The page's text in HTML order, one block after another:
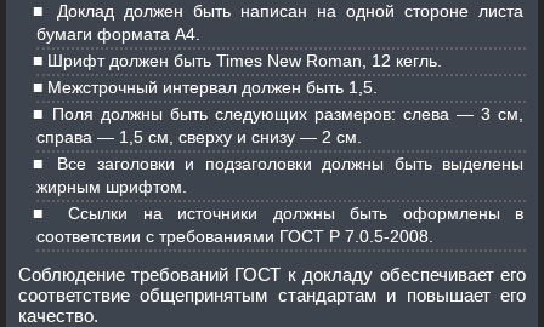
Доклад должен быть написан на одной стороне листа
бумаги формата А4.
Шрифт должен быть Times New Roman, 12 кегль.
Межстрочный интервал должен быть 1,5.
Поля должны быть следующих размеров: слева — 3 см,
справа — 1,5 см, сверху и снизу — 2 см.
Все заголовки и подзаголовки должны быть выделены
жирным шрифтом.
Ссылки на источники должны быть оформлены в
соответствии с требованиями ГОСТ Р 7.0.5-2008.
Соблюдение требований ГОСТ к докладу обеспечивает его
соответствие общепринятым стандартам и повышает его
качество.